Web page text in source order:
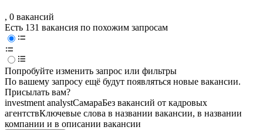
, 0 вакансий
Есть 131 вакансия по похожим запросам
Попробуйте изменить запрос или фильтры
По вашему запросу ещё будут появляться новые вакансии.
Присылать вам?
investment analystСамараБез вакансий от кадровых
агентствКлючевые слова в названии вакансии, в названии
компании и в описании вакансии